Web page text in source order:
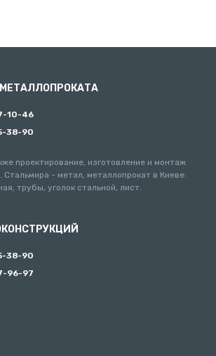
10-46
38-90
проектирование, изготовление и монтаж
Стальмира - метал, металлопрокат в Киеве:
трубы, уголок стальной, лист.
38-90
96-97